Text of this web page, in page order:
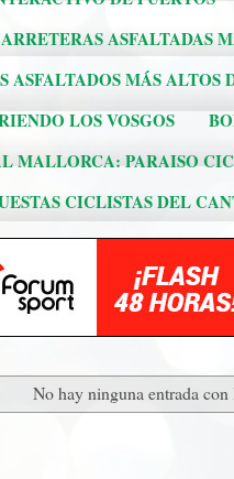
ASFALTADAS
ASFALTADOS MÁS ALTOS
LOS VOSGOS
MALLORCA: PARAISO
CICLISTAS DEL
No hay ninguna entrada